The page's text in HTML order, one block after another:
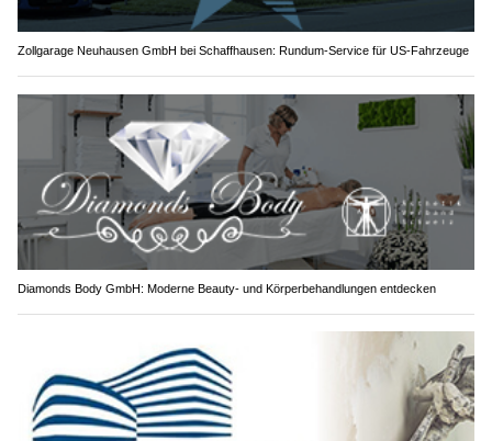
Zollgarage Neuhausen GmbH bei Schaffhausen: Rundum-Service für US-Fahrzeuge
Diamonds Body GmbH: Moderne Beauty- und Körperbehandlungen entdecken